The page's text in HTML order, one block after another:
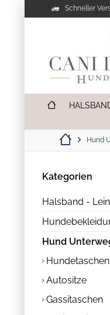
Schneller
Hund
Kategorien
Halsband -
Hund
Hundetaschen
Autositze
Gassitaschen